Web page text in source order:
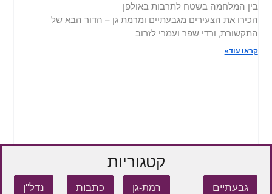
בין המלחמה בשטח לתרבות באולפן
הכירו את הצעירים מגבעתיים ומרמת גן – הדור הבא של
התקשורת, ורדי שפר ועמרי לזרוב
קראו עוד»
קטגוריות
גבעתיים רמת-גן כתבות נדל"ן